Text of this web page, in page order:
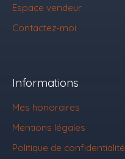
Espace vendeur
Contactez-moi
Informations
Mes honoraires
Mentions légales
Politique de confidentialité